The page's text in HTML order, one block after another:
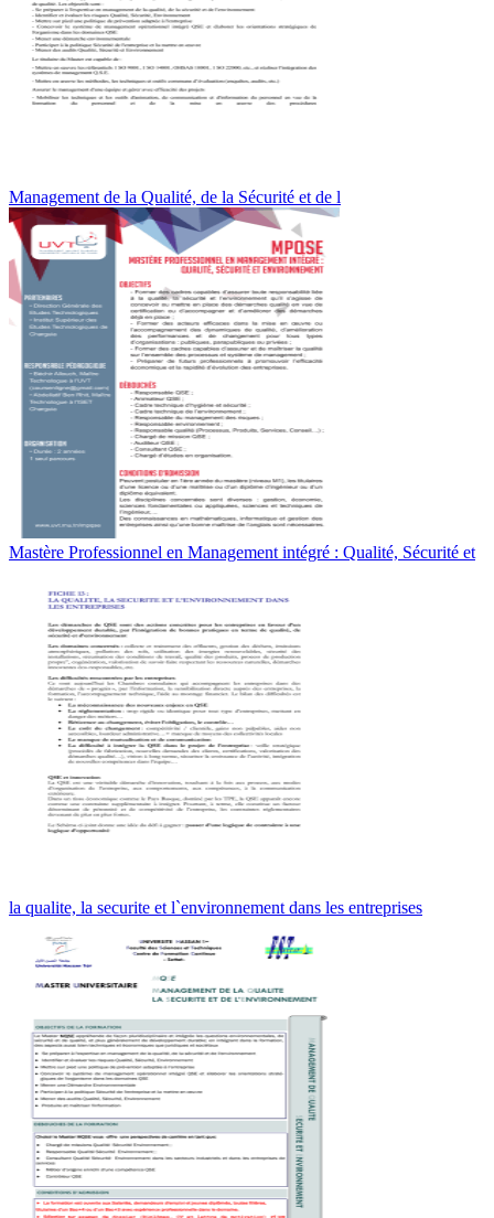
Management de la Qualité, de la Sécurité et de l
Mastère Professionnel en Management intégré : Qualité, Sécurité et
la qualite, la securite et l`environnement dans les entreprises